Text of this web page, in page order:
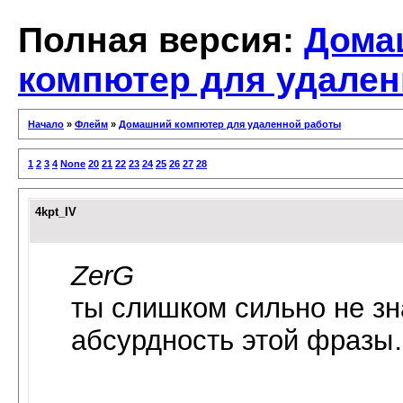
Полная версия:
компютер для
Начало » Флейм » Домашний компютер для удаленной работы
1 2 3 4 None 20 21 22 23 24 25 26 27 28
4kpt_IV
ZerG
ты слишком сильно не
абсурдность этой